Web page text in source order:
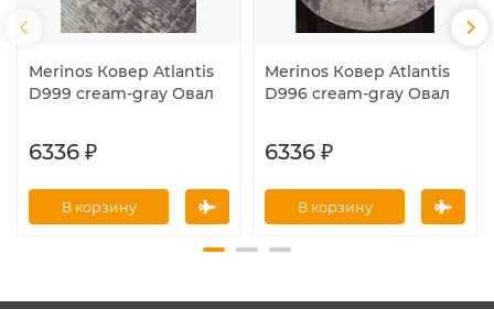
Merinos Ковер Atlantis
D999 cream-gray Овал
6336 ₽
В корзину
Merinos Ковер Atlantis
D996 cream-gray Овал
6336 ₽
В корзину